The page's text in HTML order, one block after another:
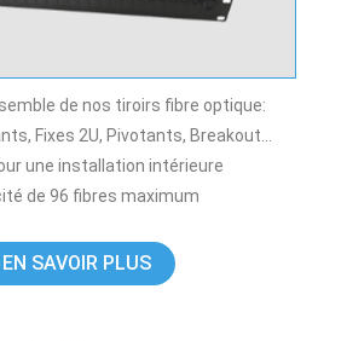
de nos tiroirs fibre optique:
Fixes 2U, Pivotants, Breakout…
une installation intérieure
de 96 fibres maximum
EN SAVOIR PLUS